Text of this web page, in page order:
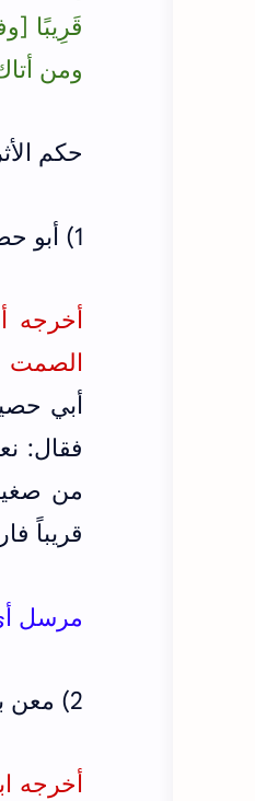
قَرِيبًا
ومن
حكم
1) أبو حصين مرسلاً عن ابن مسعود
أخرجه
الصمت
أبي
فقال:
من
قريباً
مرسل
2) معن بن عبد الرحمن بن عبد الله بن مسعود مرسلاً عن جده عبد الله بن مسعود
أخرجه